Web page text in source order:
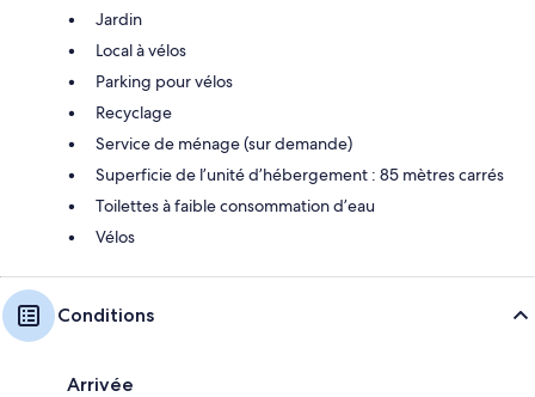
Jardin
Local à vélos
Parking pour vélos
Recyclage
Service de ménage (sur demande)
Superficie de l’unité d’hébergement : 85 mètres carrés
Toilettes à faible consommation d’eau
Vélos
Conditions
Arrivée